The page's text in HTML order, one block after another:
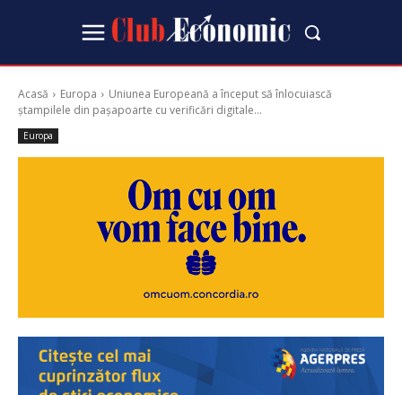
Acasă Europa
Uniunea Europeană a început să înlocuiască
ștampilele din pașapoarte cu verificări digitale...
Europa